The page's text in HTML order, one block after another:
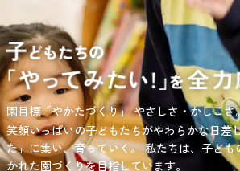
負担の少ない介護、ふれあいを大切にする介
介護を目指して。
愛知・岐阜・長野の3県下で38施設・151事業
営する社会福祉法人サン・ビジョンでは、今
園目標「やかたづくり」やさしさ・かしこさ
笑顔いっぱいの子どもたちがやわらかな日差
た」に集い、育っていく。私たちは、子ども
かれた園づくりを目指しています。
サンサン・スクール東山公園では、小学生の
過ごせる環境を提供するとともに、宿題・ク
選択)などの学習面にも力を入れて行ってい
特別養護老人ホーム
短
通所介護
グレイスフル砧公
東京都世田谷区大蔵 3丁目4
お問い合わせ先
03-6411-5781